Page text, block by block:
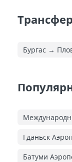
Бургас →
Гданьск
Батуми